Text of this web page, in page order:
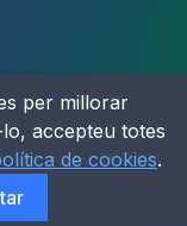
per millorar
accepteu totes
de cookies.